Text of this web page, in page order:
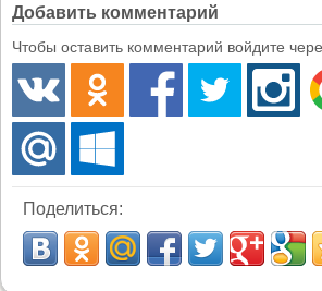
Добавить комментарий
Чтобы оставить комментарий войдите
Поделиться: